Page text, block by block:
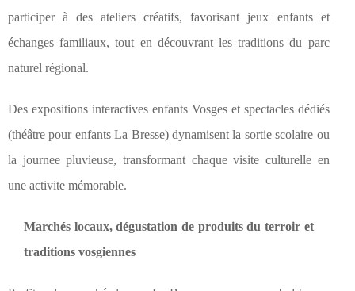
participer à des ateliers créatifs, favorisant jeux enfants et
échanges familiaux, tout en découvrant les traditions du parc
naturel régional.
Des expositions interactives enfants Vosges et spectacles dédiés
(théâtre pour enfants La Bresse) dynamisent la sortie scolaire ou
la journee pluvieuse, transformant chaque visite culturelle en
une activite mémorable.
Marchés locaux, dégustation de produits du terroir et
traditions vosgiennes